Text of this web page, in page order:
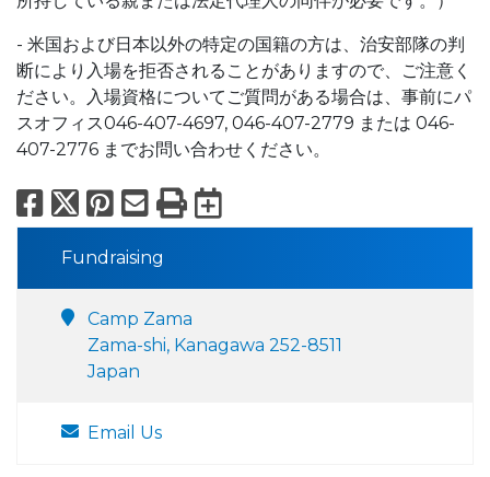
- 米国および日本以外の特定の国籍の方は、治安部隊の判
断により入場を拒否されることがありますので、ご注意く
ださい。入場資格についてご質問がある場合は、事前にパ
スオフィス046-407-4697, 046-407-2779 または 046-
407-2776 までお問い合わせください。
Facebook
X Pinterest
Email
PrintExport to
Fundraising
Camp Zama
Zama-shi, Kanagawa 252-8511
Japan
Email Us